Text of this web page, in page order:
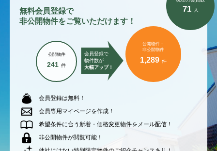
無料会員登録で
非公開物件をご覧いただけます！
会員登録で
物件数が
大幅アップ！
公開物件
241 件
公開物件＋
非公開物件
1,289 件
71 人
会員登録は無料！
会員専用マイページを作成！
希望条件に合う新着・価格変更物件をメール配信！
非公開物件が閲覧可能！